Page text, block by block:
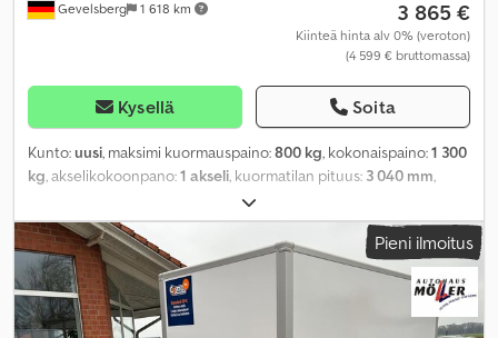
Gevelsberg 1 618 km 3 865 €
Kiinteä hinta alv 0% (veroton)
(4 599 € bruttomassa)
Kysellä Soita
Kunto:uusi, maksimi kuormauspaino:800 kg, kokonaispaino:1 300
kg, akselikokoonpano:1 akseli, kuormatilan pituus: 3 040 mm,
, kuormatilan korkeus:
kokonaisleveys:2 010 mm, kokonaiskorkeus:2 445 mm,
Valmistusvuosi:2026 Pieni ilmoitus